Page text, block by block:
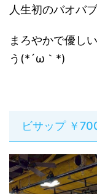
人生初のバオバ
まろやかで優し
う(*´ω｀*)
ビサップ ￥